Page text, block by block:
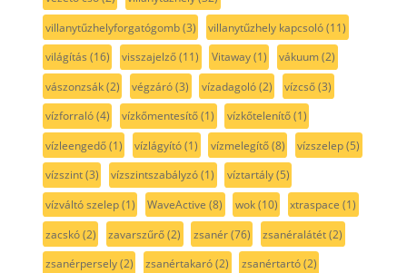
villanytűzhelyforgatógomb(3) villanytűzhely kapcsoló(11)
világítás (16) visszajelző(11) Vitaway(1) vákuum(2)
vászonzsák(2) végzáró(3) vízadagoló(2) vízcső(3)
vízforraló(4) vízkőmentesítő(1) vízkőtelenítő(1)
vízleengedő(1) vízlágyító(1) vízmelegítő(8) vízszelep(5)
vízszint(3) vízszintszabályzó(1) víztartály(5)
vízváltó szelep(1) WaveActive (8) wok(10) xtraspace (1)
zacskó(2) zavarszűrő(2) zsanér(76) zsanéralátét(2)
zsanérpersely(2) zsanértakaró(2) zsanértartó(2)